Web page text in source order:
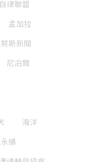
律聯盟
孟加拉
斯新聞
尼泊爾
海洋
續